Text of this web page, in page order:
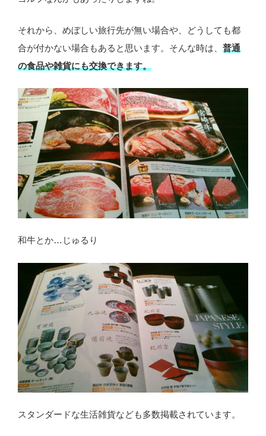
それから、めぼしい旅行先が無い場合や、どうしても都
合が付かない場合もあると思います。そんな時は、 普通
の食品や雑貨にも交換できます。
和牛とか…じゅるり
スタンダードな生活雑貨なども多数掲載されています。